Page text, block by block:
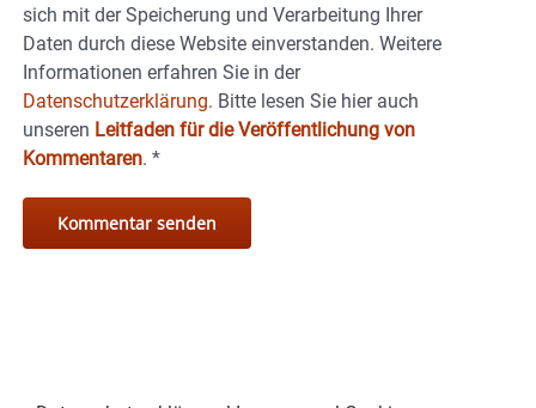
sich mit der Speicherung und Verarbeitung Ihrer
Daten durch diese Website einverstanden. Weitere
Informationen erfahren Sie in der
Datenschutzerklärung. Bitte lesen Sie hier auch
unseren Leitfaden für die Veröffentlichung von
Kommentaren. *